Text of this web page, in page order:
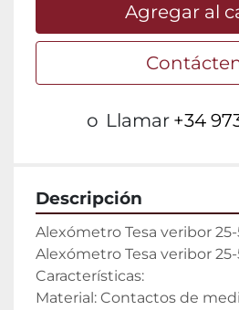
Agregar al
o Llamar +34
Descripción
Alexómetro Tesa veribor
Alexómetro Tesa veribor
Características:
Material: Contactos de